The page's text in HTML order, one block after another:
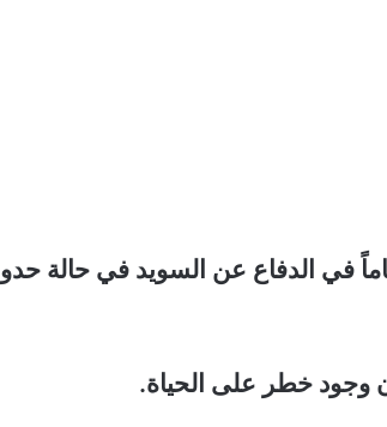
أهمية مشاركة جميع السويديين بين سن 16 و70 عاماً في الدفاع عن السويد في